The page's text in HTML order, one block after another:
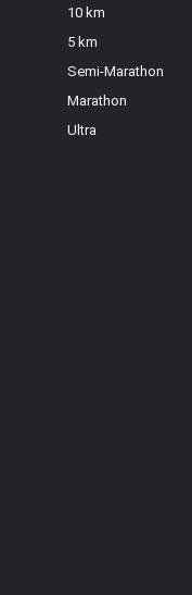
10 km
5 km
Semi-Marathon
Marathon
Ultra